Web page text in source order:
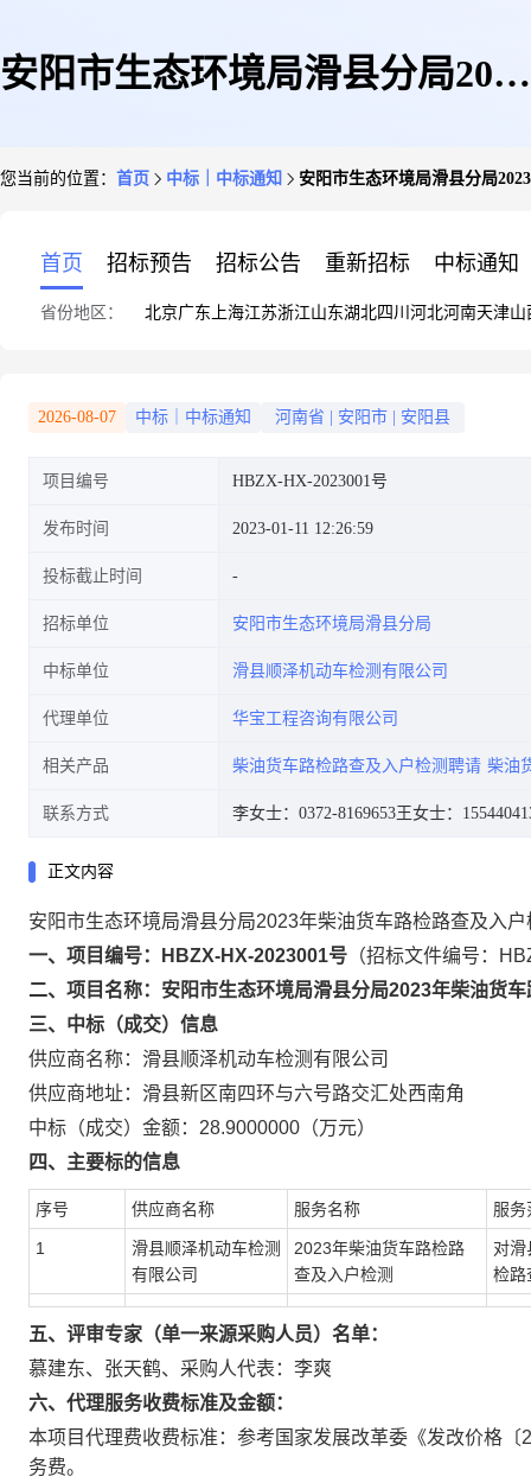
安阳市生态环境局滑县分局2023
您当前的位置： 首页 中标｜中标通知 安阳市生态环境局滑县分局
首页 招标预告 招标公告 重新招标 中标通知
省份地区： 北京广东 上海江苏浙江山东湖北四川 河北河南天津山
2026-08-07 中标｜中标通知 河南省 安阳市 安阳县
项目编号 HBZX-HX-2023001号
发布时间 2023-01-11 12:26:59
投标截止时间
招标单位 安阳市生态环境局滑县分局
中标单位 滑县顺泽机动车检测有限公司
代理单位 华宝工程咨询有限公司
相关产品 柴油货车路检路查及入户检测聘请 柴油
联系方式 李女士：0372-8169653王女士：
正文内容
安阳市生态环境局滑县分局2023年柴油货车路检路查及入
一、项目编号：HBZX-HX-2023001号 （招标文件编号：
二、项目名称：安阳市生态环境局滑县分局2023年柴油货
三、中标（成交）信息
供应商名称：滑县顺泽机动车检测有限公司
供应商地址：滑县新区南四环与六号路交汇处西南角
中标（成交）金额：28.9000000（万元）
四、主要标的信息
序号 供应商名称 服务名称 服务
1
滑县顺泽机动车检测
有限公司
2023年柴油货车路检路
查及入户检测
对滑
检路
五、评审专家（单一来源采购人员）名单：
慕建东、张天鹤、采购人代表：李爽
六、代理服务收费标准及金额：
本项目代理费收费标准：参考国家发展改革委《发改价格
务费。